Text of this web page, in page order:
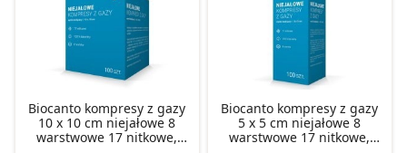
Biocanto kompresy z gazy
10 x 10 cm niejałowe 8
warstwowe 17 nitkowe,
Biocanto kompresy z gazy
5 x 5 cm niejałowe 8
warstwowe 17 nitkowe,